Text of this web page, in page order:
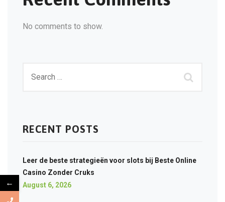
No comments to show.
RECENT POSTS
Leer de beste strategieën voor slots bij Beste Online
Casino Zonder Cruks
August 6, 2026
←